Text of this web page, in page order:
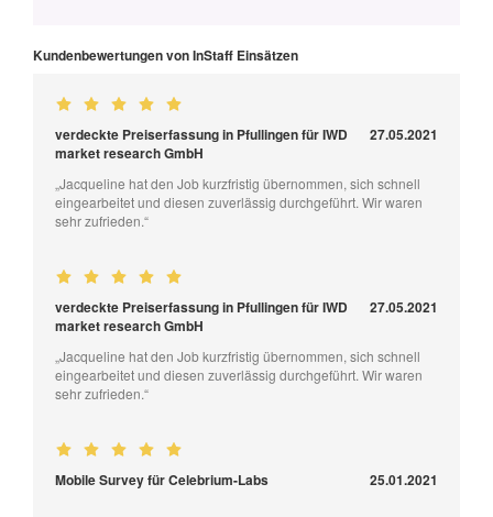
Kundenbewertungen von InStaff Einsätzen
verdeckte Preiserfassung in Pfullingen für IWD
market research GmbH
27.05.2021
„Jacqueline hat den Job kurzfristig übernommen, sich schnell
eingearbeitet und diesen zuverlässig durchgeführt. Wir waren
sehr zufrieden.“
verdeckte Preiserfassung in Pfullingen für IWD
market research GmbH
27.05.2021
„Jacqueline hat den Job kurzfristig übernommen, sich schnell
eingearbeitet und diesen zuverlässig durchgeführt. Wir waren
sehr zufrieden.“
Mobile Survey für Celebrium-Labs 25.01.2021